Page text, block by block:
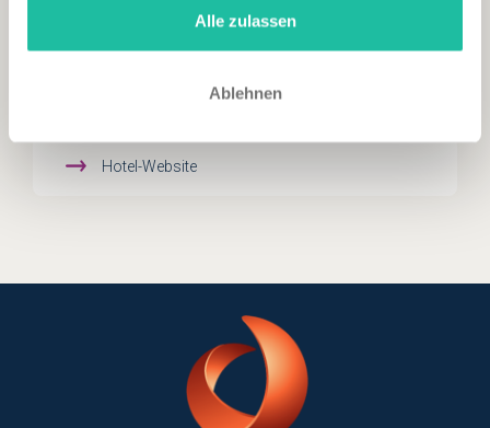
Alle zulassen
Ablehnen
E-Mail ans Hotel
Hotel-Website